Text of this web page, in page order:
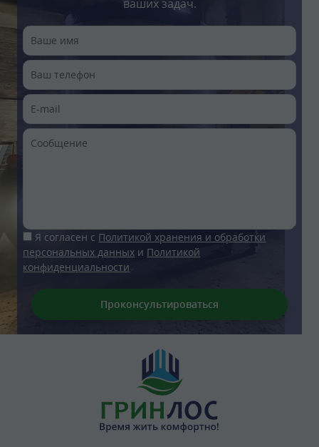
ваших задач.
Я согласен с Политикой хранения и обработки
персональных данных и Политикой
конфиденциальности